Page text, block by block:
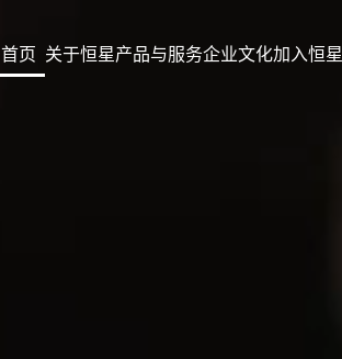
首页 关于恒星产品与服务企业文化加入恒星